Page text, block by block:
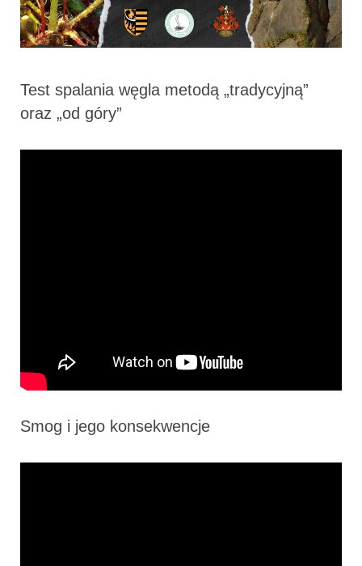
Test spalania węgla metodą „tradycyjną”
oraz „od góry”
Smog i jego konsekwencje